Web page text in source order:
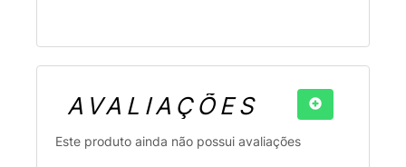
AVALIAÇÕES
Este produto ainda não possui avaliações